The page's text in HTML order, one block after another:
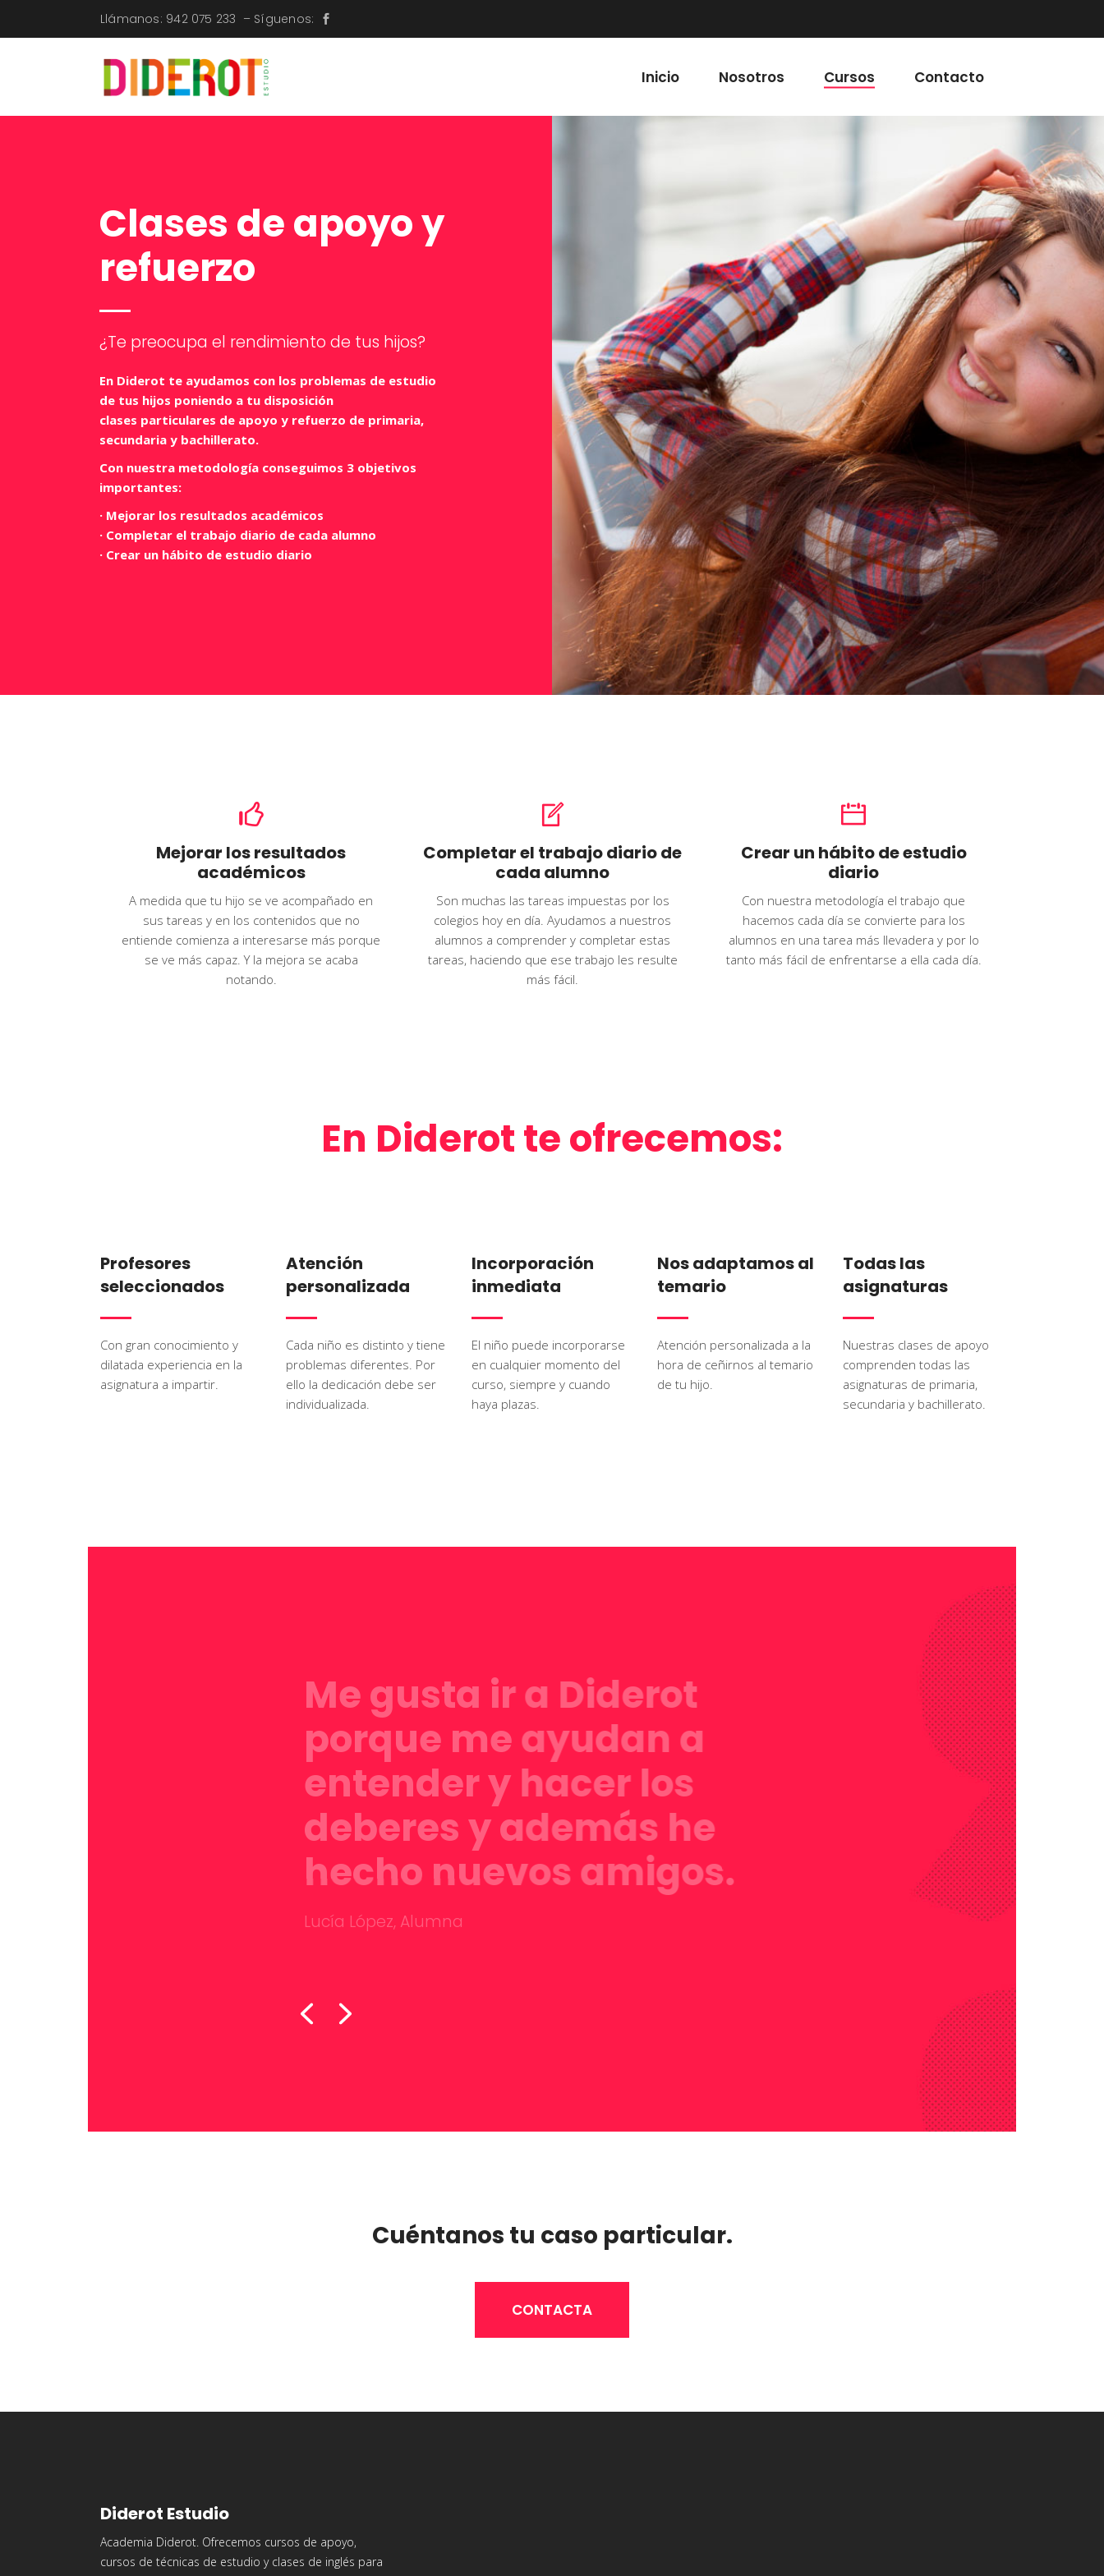
Llámanos: 942 075 233 – Síguenos:
Inicio Nosotros Cursos Contacto
Clases de apoyo y
refuerzo
¿Te preocupa el rendimiento de tus hijos?
En Diderot te ayudamos con los problemas de estudio
de tus hijos poniendo a tu disposición
clases particulares de apoyo y refuerzo de primaria,
secundaria y bachillerato.
Con nuestra metodología conseguimos 3 objetivos
importantes:
· Mejorar los resultados académicos
· Completar el trabajo diario de cada alumno
· Crear un hábito de estudio diario
Mejorar los resultados
académicos
A medida que tu hijo se ve acompañado en
sus tareas y en los contenidos que no
entiende comienza a interesarse más porque
se ve más capaz. Y la mejora se acaba
notando.
Completar el trabajo diario de
cada alumno
Son muchas las tareas impuestas por los
colegios hoy en día. Ayudamos a nuestros
alumnos a comprender y completar estas
tareas, haciendo que ese trabajo les resulte
más fácil.
Crear un hábito de estudio
diario
Con nuestra metodología el trabajo que
hacemos cada día se convierte para los
alumnos en una tarea más llevadera y por lo
tanto más fácil de enfrentarse a ella cada día.
En Diderot te ofrecemos:
Profesores
seleccionados
Con gran conocimiento y
dilatada experiencia en la
asignatura a impartir.
Atención
personalizada
Cada niño es distinto y tiene
problemas diferentes. Por
ello la dedicación debe ser
individualizada.
Incorporación
inmediata
El niño puede incorporarse
en cualquier momento del
curso, siempre y cuando
haya plazas.
Nos adaptamos al
temario
Atención personalizada a la
hora de ceñirnos al temario
de tu hijo.
Todas las
asignaturas
Nuestras clases de apoyo
comprenden todas las
asignaturas de primaria,
secundaria y bachillerato.
Me gusta ir a Diderot
porque me ayudan a
entender y hacer los
deberes y además he
hecho nuevos amigos.
Lucía López,Alumna
Cuéntanos tu caso particular.
CONTACTA
Diderot Estudio
Academia Diderot. Ofrecemos cursos de apoyo,
cursos de técnicas de estudio y clases de inglés para